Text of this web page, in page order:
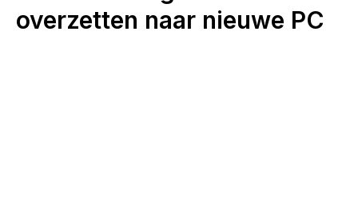
overzetten naar nieuwe PC